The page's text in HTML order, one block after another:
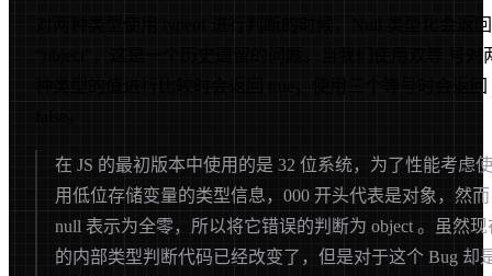
对两种类型使用 typeof 进行判断的时候，Null 类型化会返回
“object”，这是一个历史遗留的问题。当我们使用双等 号对
种类型的值进行比较时会返回 true，使用三个等号时会返回
在 JS 的最初版本中使用的是 32 位系统，为了性能考虑使
用低位存储变量的类型信息，000 开头代表是对象，然而
null 表示为全零，所以将它错误的判断为 object 。虽然现
的内部类型判断代码已经改变了，但是对于这个 Bug 却